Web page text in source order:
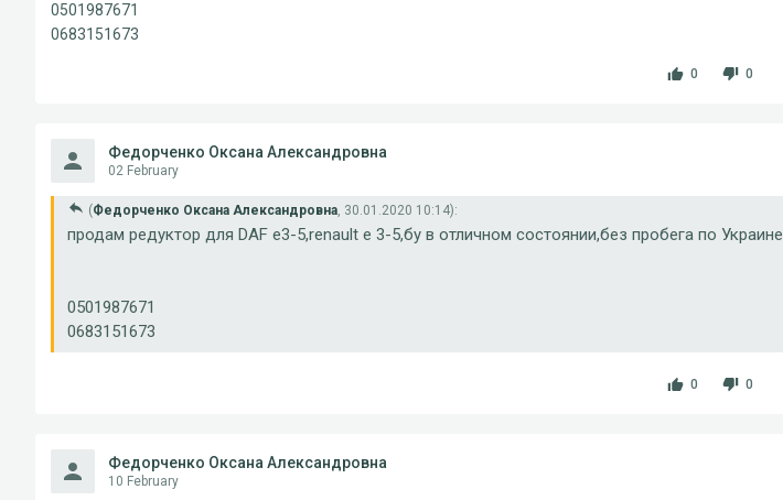
0501987671
0683151673
0 0
Федорченко Оксана Александровна
02 February
(Федорченко Оксана Александровна, 30.01.2020 10:14):
продам редуктор для DAF e3-5,renault e 3-5,бу в отличном состоянии,без пробега по Украине
0501987671
0683151673
0 0
Федорченко Оксана Александровна
10 February